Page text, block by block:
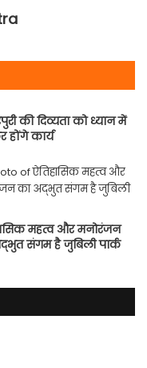
की दिव्यता को ध्यान में
होंगे कार्य
महत्व और मनोरंजन
संगम है जुबिली पार्क